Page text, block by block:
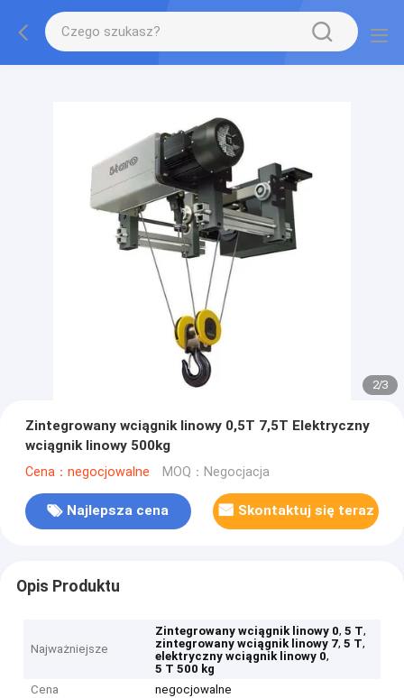
gtag('config', 'G-QWE9HWC3PF', {cookie_flags:
"SameSite=None;Secure"});
2/3
Zintegrowany wciągnik linowy 0,5T 7,5T Elektryczny
wciągnik linowy 500kg
Cena：negocjowalne MOQ：Negocjacja
Najlepsza cena Skontaktuj się teraz
Opis Produktu
Najważniejsze
Zintegrowany wciągnik linowy 0,5 T,
zintegrowany wciągnik linowy 7,5 T,
elektryczny wciągnik linowy 0,
5 T 500 kg
Cena
negocjowalne